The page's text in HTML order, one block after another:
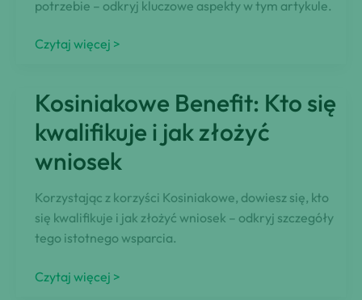
potrzebie – odkryj kluczowe aspekty w tym artykule.
Rozwiązania
rodzin:
Odkryte
pożyczki
gotówkowe
Czytaj więcej >
Kosiniakowe Benefit: Kto się
kwalifikuje i jak złożyć
wniosek
Korzystając z korzyści Kosiniakowe, dowiesz się, kto
się kwalifikuje i jak złożyć wniosek – odkryj szczegóły
tego istotnego wsparcia.
Kosiniakowe
Czytaj więcej >